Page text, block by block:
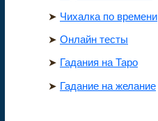
➤ Чихалка по времени
➤ Онлайн тесты
➤ Гадания на Таро
➤ Гадание на желание